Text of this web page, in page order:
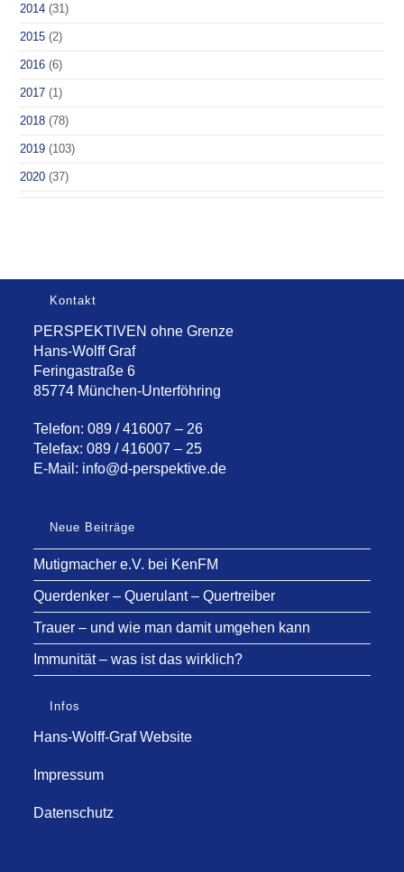
2014 (31)
2015 (2)
2016 (6)
2017 (1)
2018 (78)
2019 (103)
2020 (37)
Kontakt
PERSPEKTIVEN ohne Grenze
Hans-Wolff Graf
Feringastraße 6
85774 München-Unterföhring
Telefon: 089 / 416007 – 26
Telefax: 089 / 416007 – 25
E-Mail: info@d-perspektive.de
Neue Beiträge
Mutigmacher e.V. bei KenFM
Querdenker – Querulant – Quertreiber
Trauer – und wie man damit umgehen kann
Immunität – was ist das wirklich?
Infos
Hans-Wolff-Graf Website
Impressum
Datenschutz